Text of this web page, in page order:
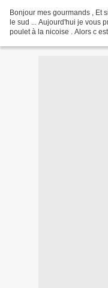
Bonjour mes gourmands , Et
le sud ... Aujourd'hui je vous
poulet à la nicoise . Alors c